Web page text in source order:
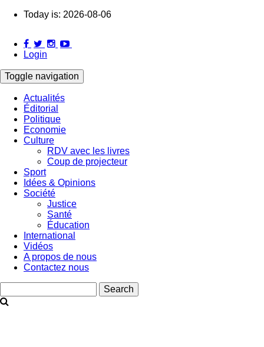
Skip
content
Today is: 2026-08-06
Login
Toggle navigation
Main
navigation
Actualités
Éditorial
Politique
Economie
Culture
RDV avec les livres
Coup de projecteur
Sport
Idées & Opinions
Société
Justice
Santé
Éducation
International
Vidéos
A propos de nous
Contactez nous